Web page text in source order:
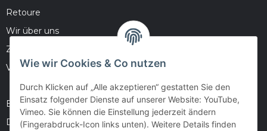
Retoure
Wir über uns
Zahlungsmöglichkeiten
Versandinformationen
Barrierefreiheitserklärung
Datenschutz
Wie wir Cookies & Co nutzen
Durch Klicken auf „Alle akzeptieren“ gestatten Sie den
Einsatz folgender Dienste auf unserer Website: YouTube,
Vimeo. Sie können die Einstellung jederzeit ändern
(Fingerabdruck-Icon links unten). Weitere Details finden